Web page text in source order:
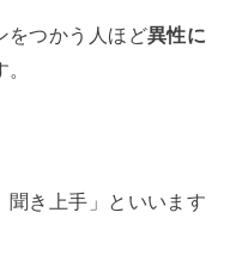
をつかう人ほど異性に
聞き上手」といいます